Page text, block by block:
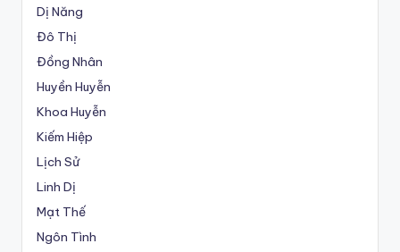
Dị Năng
Đô Thị
Đồng Nhân
Huyền Huyễn
Khoa Huyễn
Kiếm Hiệp
Lịch Sử
Linh Dị
Mạt Thế
Ngôn Tình